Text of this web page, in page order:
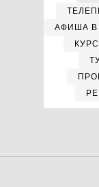
АФИША В